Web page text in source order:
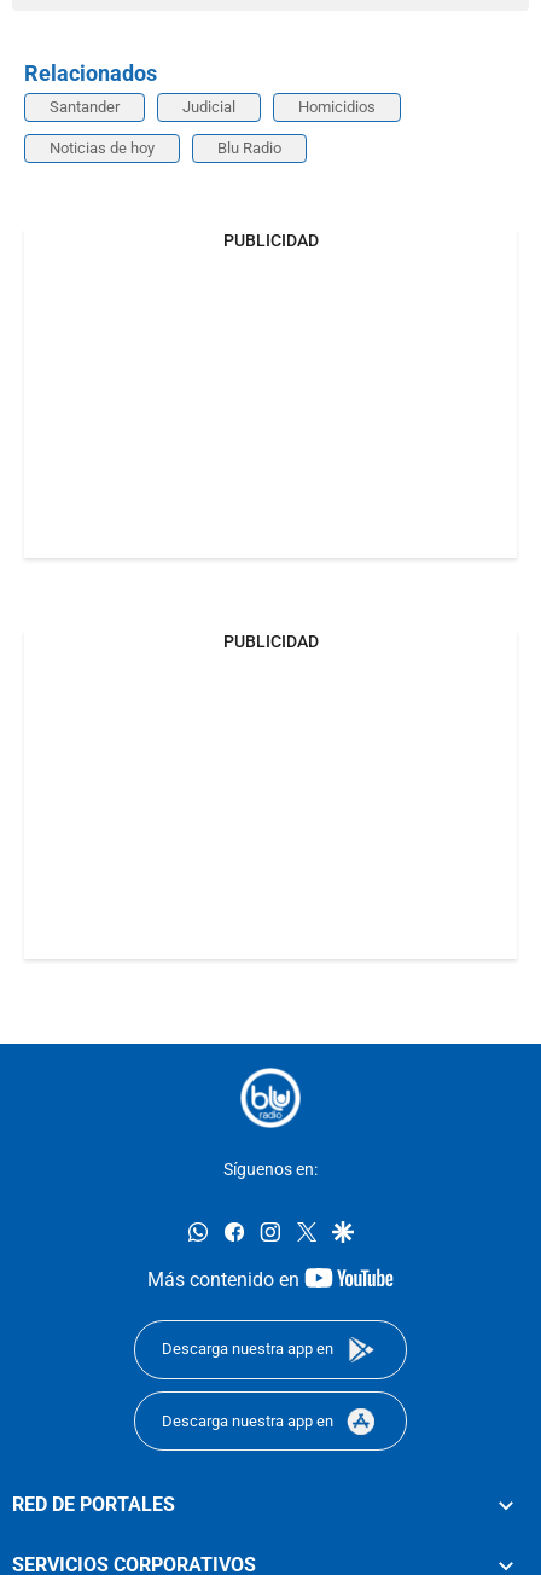
Relacionados
Santander Judicial Homicidios
Noticias de hoy Blu Radio
PUBLICIDAD
PUBLICIDAD
Síguenos en:
whatsappfacebookinstagram
twittergoogle
Más contenido en
youtube-
Descarga nuestra app en
Descarga nuestra app en
RED DE PORTALES
SERVICIOS CORPORATIVOS